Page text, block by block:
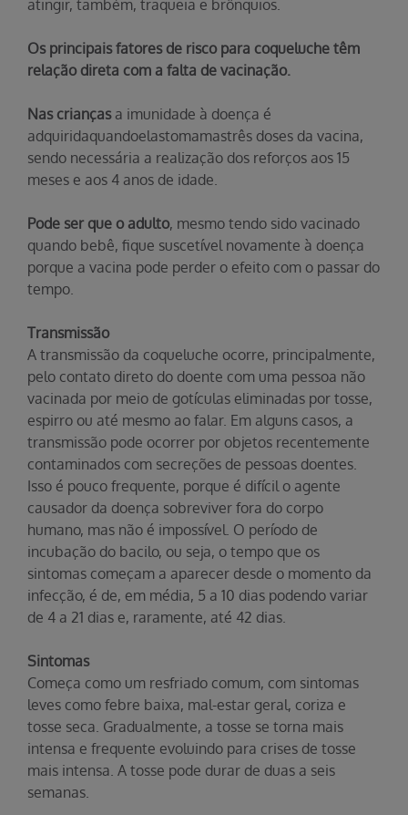
atingir, também, traqueia e brônquios.
Os principais fatores de risco para coqueluche têm
relação direta com a falta de vacinação.
Nas criançasa imunidade à doença é
adquiridaquandoelastomamastrês doses da vacina,
sendo necessária a realização dos reforços aos 15
meses e aos 4 anos de idade.
Pode ser que o adulto, mesmo tendo sido vacinado
quando bebê, fique suscetível novamente à doença
porque a vacina pode perder o efeito com o passar do
tempo.
Transmissão
A transmissão da coqueluche ocorre, principalmente,
pelo contato direto do doente com uma pessoa não
vacinada por meio de gotículas eliminadas por tosse,
espirro ou até mesmo ao falar. Em alguns casos, a
transmissão pode ocorrer por objetos recentemente
contaminados com secreções de pessoas doentes.
Isso é pouco frequente, porque é difícil o agente
causador da doença sobreviver fora do corpo
humano, mas não é impossível. O período de
incubação do bacilo, ou seja, o tempo que os
sintomas começam a aparecer desde o momento da
infecção, é de, em média, 5 a 10 dias podendo variar
de 4 a 21 dias e, raramente, até 42 dias.
Sintomas
Começa como um resfriado comum, com sintomas
leves como febre baixa, mal-estar geral, coriza e
tosse seca. Gradualmente, a tosse se torna mais
intensa e frequente evoluindo para crises de tosse
mais intensa. A tosse pode durar de duas a seis
semanas.